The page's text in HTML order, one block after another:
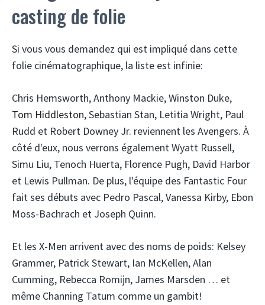
casting de folie
Si vous vous demandez qui est impliqué dans cette
folie cinématographique, la liste est infinie:
Chris Hemsworth, Anthony Mackie, Winston Duke,
Tom Hiddleston, Sebastian Stan, Letitia Wright, Paul
Rudd et Robert Downey Jr. reviennent les Avengers. À
côté d'eux, nous verrons également Wyatt Russell,
Simu Liu, Tenoch Huerta, Florence Pugh, David Harbor
et Lewis Pullman. De plus, l'équipe des Fantastic Four
fait ses débuts avec Pedro Pascal, Vanessa Kirby, Ebon
Moss-Bachrach et Joseph Quinn.
Et les X-Men arrivent avec des noms de poids: Kelsey
Grammer, Patrick Stewart, Ian McKellen, Alan
Cumming, Rebecca Romijn, James Marsden … et
même Channing Tatum comme un gambit!